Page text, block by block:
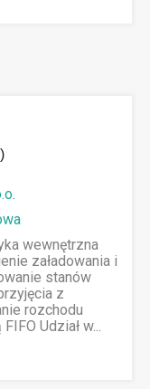
wewnętrzna
załadowania i
stanów
z
rozchodu
Udział w...